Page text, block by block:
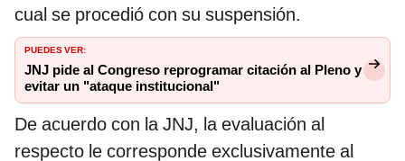
cual se procedió con su suspensión.
PUEDES VER:
JNJ pide al Congreso reprogramar citación al Pleno y
evitar un "ataque institucional"
De acuerdo con la JNJ, la evaluación al
respecto le corresponde exclusivamente al